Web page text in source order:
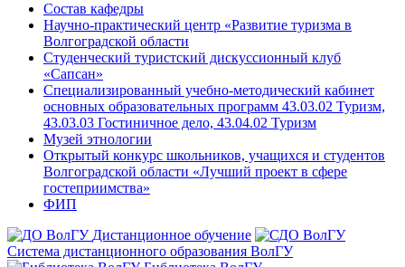
Состав кафедры
Научно-практический центр «Развитие туризма в
Волгоградской области
Студенческий туристский дискуссионный клуб
«Сапсан»
Специализированный учебно-методический кабинет
основных образовательных программ 43.03.02 Туризм,
43.03.03 Гостиничное дело, 43.04.02 Туризм
Музей этнологии
Открытый конкурс школьников, учащихся и студентов
Волгоградской области «Лучший проект в сфере
гостеприимства»
ФИП
Дистанционное обучение
Система дистанционного образования ВолГУ